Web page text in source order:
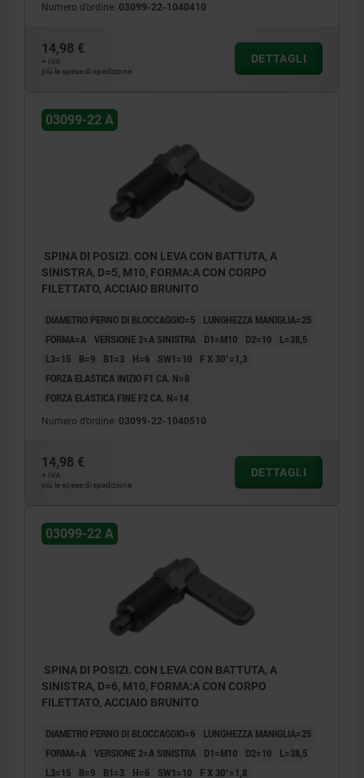
2) Battuta destra
Numero d’ordine: 03099-22-1040410
14,98 €
+ IVA
più le spese di spedizione
DETTAGLI
03099-22 A
SPINA DI POSIZI. CON LEVA CON BATTUTA, A
SINISTRA, D=5, M10, FORMA:A CON CORPO
FILETTATO, ACCIAIO BRUNITO
DIAMETRO PERNO DI BLOCCAGGIO=5
LUNGHEZZA MANIGLIA=25
FORMA=A VERSIONE 2=A SINISTRA D1=M10 D2=10
L=38,5
L3=15
B=9 B1=3 H=6 SW1=10
F X 30°=1,3
FORZA ELASTICA INIZIO F1 CA. N=8
FORZA ELASTICA FINE F2 CA. N=14
Numero d’ordine: 03099-22-1040510
14,98 €
+ IVA
più le spese di spedizione
DETTAGLI
03099-22 A
SPINA DI POSIZI. CON LEVA CON BATTUTA, A
SINISTRA, D=6, M10, FORMA:A CON CORPO
FILETTATO, ACCIAIO BRUNITO
DIAMETRO PERNO DI BLOCCAGGIO=6
LUNGHEZZA MANIGLIA=25
FORMA=A VERSIONE 2=A SINISTRA D1=M10 D2=10
L=38,5
L3=15
B=9 B1=3 H=6 SW1=10 F X 30°=1,8